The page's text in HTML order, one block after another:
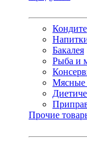
Бакалея
Рыба и
Мясные
Прочие